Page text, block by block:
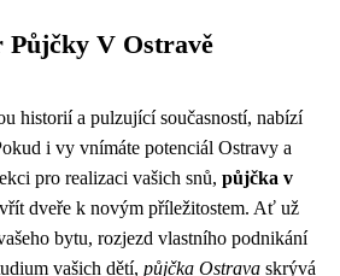
V Ostravě
historií a pulzující současností, nabízí
i vy vnímáte potenciál Ostravy a
pro realizaci vašich snů, půjčka v
dveře k novým příležitostem. Ať už
bytu, rozjezd vlastního podnikání
vašich dětí, půjčka Ostrava skrývá